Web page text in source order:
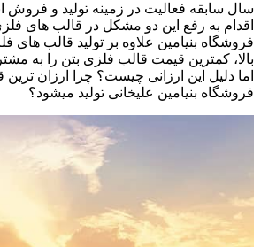
سال سابقه فعالیت در زمینه تولید و فروش
اقدام به رفع این دو مشکل در قالب های
فروشگاه بنیامین علاوه بر تولید قالب های
بالا، کمترین قیمت قالب فلزی بتن را به
اما دلیل این ارزانی چیست؟ چرا ارزان ترین
فروشگاه بنیامین علیخانی تولید میشود؟